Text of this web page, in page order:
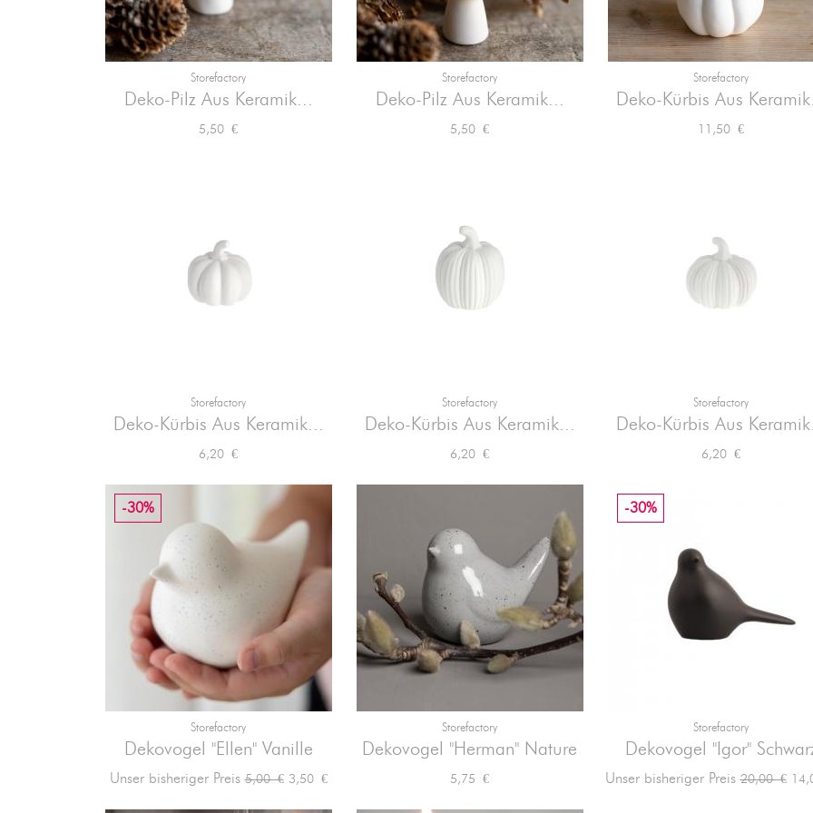
Storefactory
Deko-Pilz Aus Keramik...
Preis
5,50 €
 Vorschau
Storefactory
Deko-Pilz Aus Keramik...
Preis
5,50 €
 Vorschau
Storefactory
Deko-Kürbis Aus
Preis
11,50 €
 Vorschau
Storefactory
Deko-Kürbis Aus Keramik...
Preis
6,20 €
 Vorschau
Storefactory
Deko-Kürbis Aus Keramik...
Preis
6,20 €
 Vorschau
Storefactory
Deko-Kürbis Aus
Preis
6,20 €
 Vorschau
Storefactory
Dekovogel "Ellen" Vanille
Unser bisheriger PreisVerkaufspreis
5,00 €
-30%
Preis
3,50 €
Vorschau
Storefactory
Dekovogel "Herman" Nature
Preis
5,75 €
Vorschau
Storefactory
Dekovogel "Igor"
Unser bisheriger Preis20,00 €
-30%
Vorschau